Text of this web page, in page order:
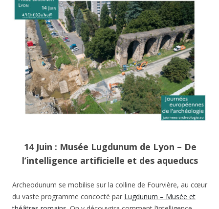
14 Juin : Musée Lugdunum de Lyon – De
l’intelligence artificielle et des aqueducs
Archeodunum se mobilise sur la colline de Fourvière, au cœur
du vaste programme concocté par Lugdunum – Musée et